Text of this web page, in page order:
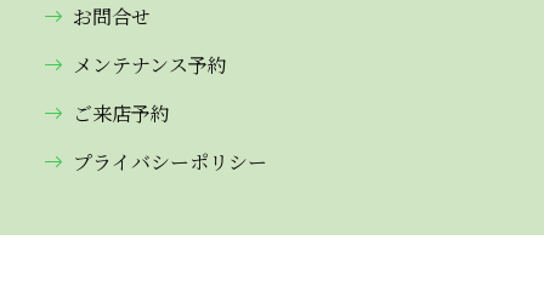
お問合せ
メンテナンス予約
ご来店予約
プライバシーポリシー